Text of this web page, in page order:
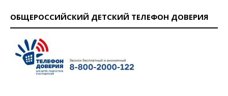
ОБЩЕРОССИЙСКИЙ ДЕТСКИЙ ТЕЛЕФОН ДОВЕРИЯ